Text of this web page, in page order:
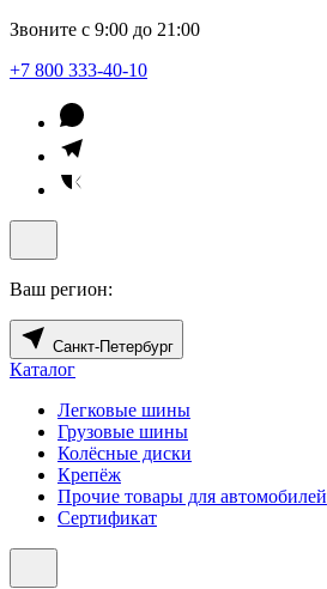
Звоните с 9:00 до 21:00
+7 800 333-40-10
Ваш регион:
Санкт-Петербург
Каталог
Легковые шины
Грузовые шины
Колёсные диски
Крепёж
Прочие товары для автомобилей
Сертификат